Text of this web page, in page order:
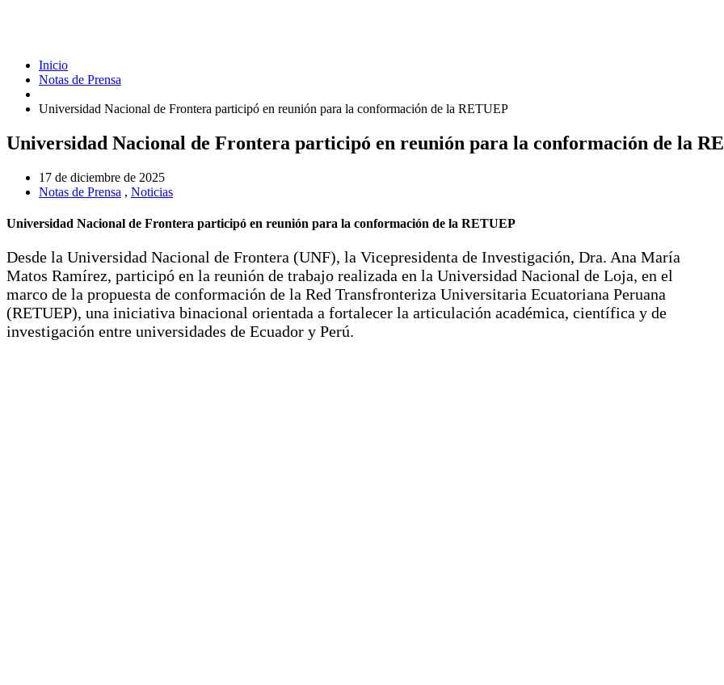
Inicio
Notas de Prensa
Universidad Nacional de Frontera participó en reunión para la conformación de la RETUEP
Universidad Nacional de Frontera participó en reunión para la conformación de la
17 de diciembre de 2025
Notas de Prensa , Noticias
Universidad Nacional de Frontera participó en reunión para la conformación de la RETUEP
Desde la Universidad Nacional de Frontera (UNF), la Vicepresidenta de Investigación, Dra. Ana María
Matos Ramírez, participó en la reunión de trabajo realizada en la Universidad Nacional de Loja, en el
marco de la propuesta de conformación de la Red Transfronteriza Universitaria Ecuatoriana Peruana
(RETUEP), una iniciativa binacional orientada a fortalecer la articulación académica, científica y de
investigación entre universidades de Ecuador y Perú.